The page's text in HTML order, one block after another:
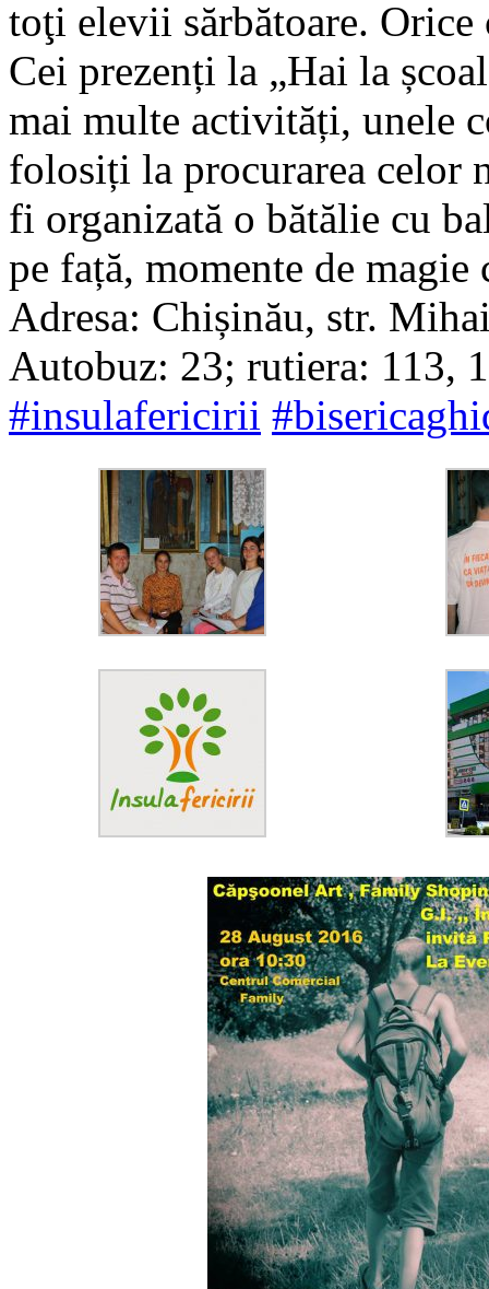
toţi elevii sărbătoare.
Cei prezenți la „Hai la
mai multe activități, unele
folosiți la procurarea celor
fi organizată o bătălie cu
pe față, momente de
Adresa: Chișinău, str.
Autobuz: 23; rutiera: 113,
#insulafericirii #